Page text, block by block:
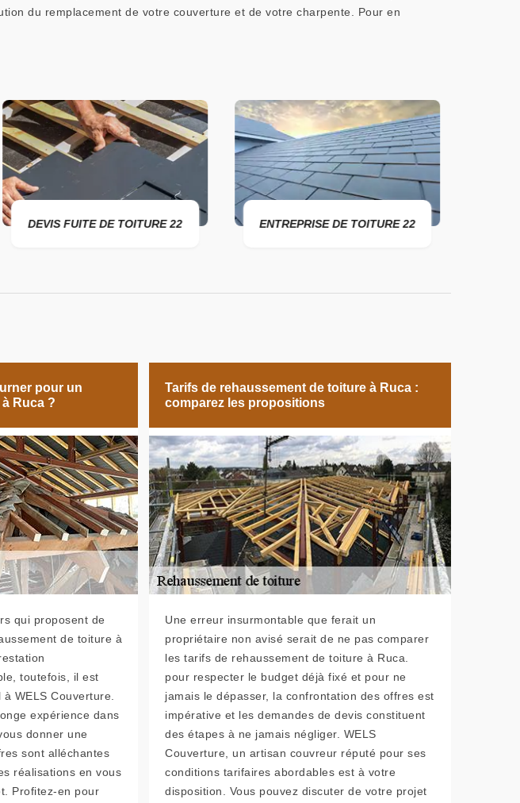
du remplacement de votre couverture et de votre charpente. Pour en
DEVIS FUITE DE TOITURE 22 ENTREPRISE DE TOITURE 22
pour un
Ruca ?
qui proposent de
de toiture à
toutefois, il est
WELS Couverture.
expérience dans
donner une
sont alléchantes
réalisations en vous
Profitez-en pour
Tarifs de rehaussement de toiture à Ruca :
comparez les propositions
Une erreur insurmontable que ferait un
propriétaire non avisé serait de ne pas comparer
les tarifs de rehaussement de toiture à Ruca.
pour respecter le budget déjà fixé et pour ne
jamais le dépasser, la confrontation des offres est
impérative et les demandes de devis constituent
des étapes à ne jamais négliger. WELS
Couverture, un artisan couvreur réputé pour ses
conditions tarifaires abordables est à votre
disposition. Vous pouvez discuter de votre projet